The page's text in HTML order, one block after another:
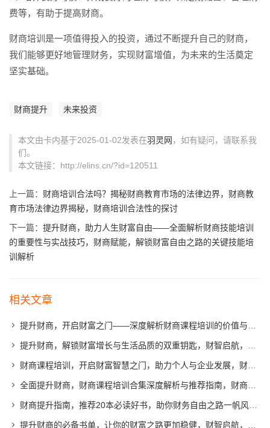
费等，有助于提高财商。
财商培训是一项值得投入的投资，通过不断提升自己的财商，
我们能够更好地管理财务，实现财富增值，为未来的生活奠定
坚实基础。
财商提升 未来投资
本文由卡内基于2025-01-02发表在羽灵网 ，如有疑问，请联系我
们。
本文链接：http://elins.cn/?id=120511
上一篇： 财商培训合法吗？揭秘财商教育市场的法律边界，财商教
育市场法律边界揭秘，财商培训合法性的探讨
下一篇： 提升财商，助力人生财富自由——全面解析财商技能培训
的重要性与实战技巧，财商赋能，解锁财富自由之路的关键技能培
训解析
相关文章
提升财商，开启财富之门——深度解析财商课程培训的价值与内涵，财商导航，揭秘财商课程培训的财富潜能与深层价值
提升财商，解锁财富增长与生活品质的双重钥匙，财智启航，解锁财富增长与生活品质新篇章
财商课程培训，开启财富智慧之门，助力个人与企业发展，财商智慧启航，课程培训助力个人与企业财富成长
全面提升财商，财商课程培训合集深度解析与推荐指南，财商课程培训攻略，深度解析与精选推荐
财商提升指南，推荐20本必读好书，助你财务自由之路一帆风顺，财商飞跃，20本必读经典，解锁财务自由之路
提升财商的必备书单，让你的财富之路更加稳健，财智启航，财富稳健增长必读书单